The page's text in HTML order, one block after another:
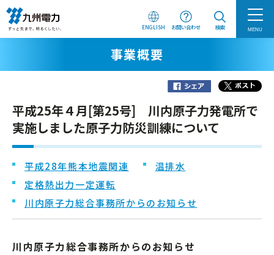
ENGLISH お問い合わせ 検索 MENU
事業概要
平成25年４月[第25号] 川内原子力発電所で
実施しました原子力防災訓練について
平成28年熊本地震関連
温排水
定格熱出力一定運転
川内原子力総合事務所からのお知らせ
川内原子力総合事務所からのお知らせ